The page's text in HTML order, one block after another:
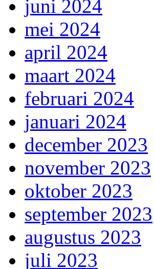
juni 2024
mei 2024
april 2024
maart 2024
februari 2024
januari 2024
december 2023
november 2023
oktober 2023
september 2023
augustus 2023
juli 2023